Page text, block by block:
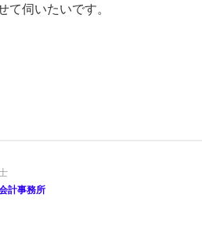
伺いたいです。
計事務所